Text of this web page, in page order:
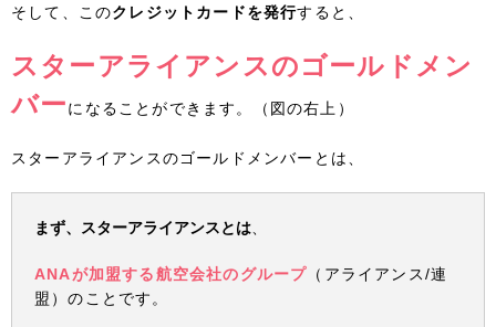
そして、このクレジットカードを発行すると、
スターアライアンスのゴールドメン
バーになることができます。（図の右上）
スターアライアンスのゴールドメンバーとは、
まず、スターアライアンスとは
ANAが加盟する航空会社のグループ （アライアンス/連
盟）のことです。